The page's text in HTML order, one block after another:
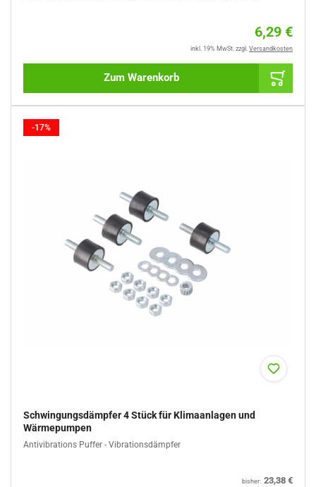
Preis
6,29 €
inkl. 19% MwSt. zzgl. Versandkosten
Zum Warenkorb
-17%
Schwingungsdämpfer 4 Stück für Klimaanlagen und
Wärmepumpen
Antivibrations Puffer - Vibrationsdämpfer
bisher: 23,38 €